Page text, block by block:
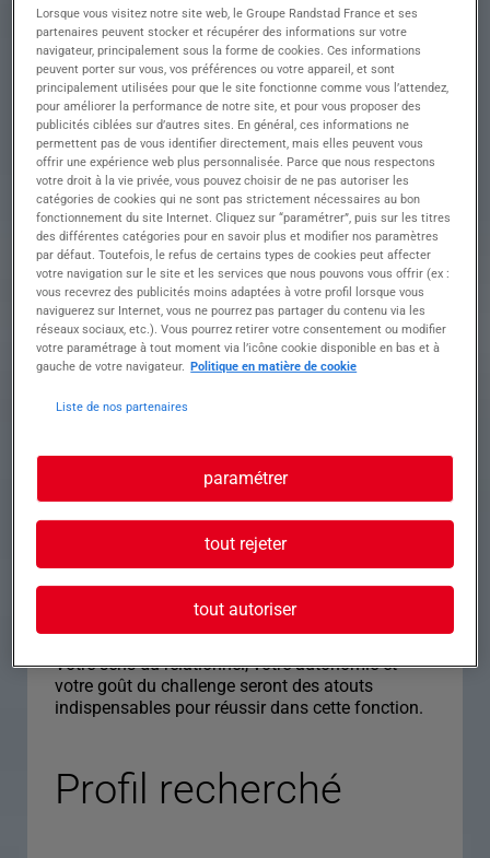
Descriptif du poste : Vos missions En tant que
Commercial(e) H/F, vous jouez un rôle essentiel
dans le développement de l'activité et la
satisfaction des clients.
À ce titre, vous serez amené(e) à :
• Prospecter de nouveaux clients et développer
votre portefeuille commercial.
• Assurer le suivi et la fidélisation des clients
existants.
• Identifier les besoins des clients et proposer des
solutions adaptées.
• Réaliser les devis, assurer leur suivi et conclure
les ventes.
• Négocier les offres commerciales dans le
respect de la politique de l'entreprise.
• Effectuer un reporting régulier de votre activité
auprès de la direction.
• Participer au développement de l'image et de la
implique des déplacements réguliers sur le
• Retour systématique le vendredi.
des projets sur le terrain.
• Les frais de déplacement sont pris en charge
Votre sens du relationnel, votre autonomie et
votre goût du challenge seront des atouts
indispensables pour réussir dans cette fonction.
Profil recherché
Lorsque vous visitez notre site web, le Groupe Randstad France et ses
partenaires peuvent stocker et récupérer des informations sur votre
navigateur, principalement sous la forme de cookies. Ces informations
peuvent porter sur vous, vos préférences ou votre appareil, et sont
principalement utilisées pour que le site fonctionne comme vous l’attendez,
pour améliorer la performance de notre site, et pour vous proposer des
publicités ciblées sur d’autres sites. En général, ces informations ne
permettent pas de vous identifier directement, mais elles peuvent vous
offrir une expérience web plus personnalisée. Parce que nous respectons
votre droit à la vie privée, vous pouvez choisir de ne pas autoriser les
catégories de cookies qui ne sont pas strictement nécessaires au bon
fonctionnement du site Internet. Cliquez sur “paramétrer”, puis sur les titres
des différentes catégories pour en savoir plus et modifier nos paramètres
par défaut. Toutefois, le refus de certains types de cookies peut affecter
votre navigation sur le site et les services que nous pouvons vous offrir (ex :
vous recevrez des publicités moins adaptées à votre profil lorsque vous
naviguerez sur Internet, vous ne pourrez pas partager du contenu via les
réseaux sociaux, etc.). Vous pourrez retirer votre consentement ou modifier
votre paramétrage à tout moment via l’icône cookie disponible en bas et à
gauche de votre navigateur. Politique en matière de cookie
Liste de nos partenaires
paramétrer
tout rejeter
tout autoriser